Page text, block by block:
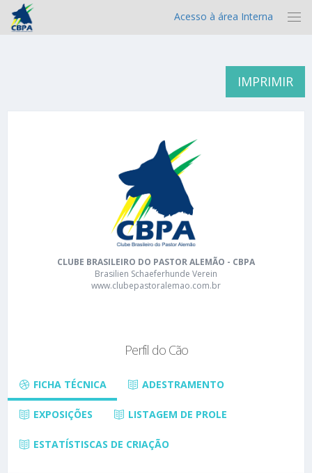
Acesso à área Interna
IMPRIMIR
CLUBE BRASILEIRO DO PASTOR ALEMÃO - CBPA
Brasilien Schaeferhunde Verein
www.clubepastoralemao.com.br
Perfil do Cão
FICHA TÉCNICA ADESTRAMENTO
EXPOSIÇÕES LISTAGEM DE PROLE
ESTATÍSTISCAS DE CRIAÇÃO